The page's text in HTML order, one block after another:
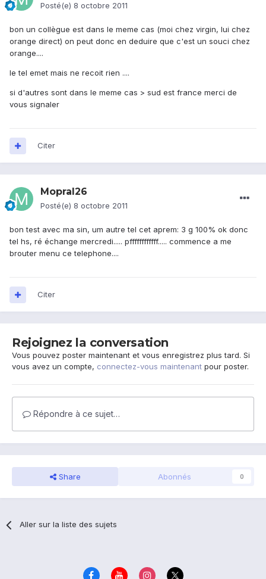
Posté(e) 8 octobre 2011
bon un collègue est dans le meme cas (moi chez virgin, lui chez
orange direct) on peut donc en deduire que c'est un souci chez
orange....
le tel emet mais ne recoit rien ....
si d'autres sont dans le meme cas > sud est france merci de
vous signaler
Citer
Mopral26
Posté(e) 8 octobre 2011
bon test avec ma sin, um autre tel cet aprem: 3 g 100% ok donc
tel hs, ré échange mercredi..... pffffffffffff..... commence a me
brouter menu ce telephone....
Citer
Rejoignez la conversation
Vous pouvez poster maintenant et vous enregistrez plus tard. Si
vous avez un compte, connectez-vous maintenant pour poster.
Répondre à ce sujet…
Share Abonnés 0
Aller sur la liste des sujets